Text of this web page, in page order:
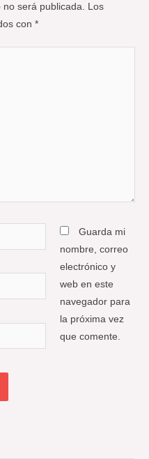
será publicada.
Los
con *
Guarda mi
nombre, correo
electrónico y
web en este
navegador para
la próxima vez
que comente.